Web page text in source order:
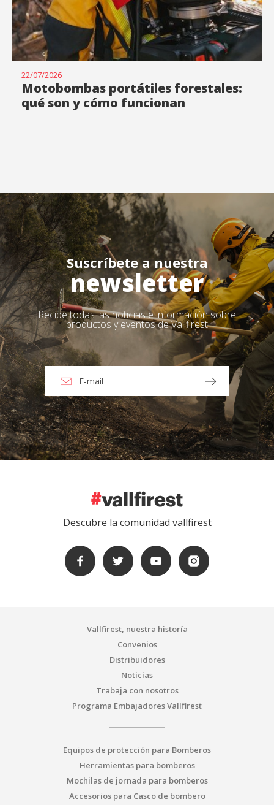
22/07/2026
Motobombas portátiles forestales:
qué son y cómo funcionan
Suscríbete a nuestra
newsletter
Recibe todas las noticias e información sobre
productos y eventos de Vallfirest
Descubre la comunidad vallfirest
Vallfirest, nuestra historía
Convenios
Distribuidores
Noticias
Trabaja con nosotros
Programa Embajadores Vallfirest
Equipos de protección para Bomberos
Herramientas para bomberos
Mochilas de jornada para bomberos
Accesorios para Casco de bombero